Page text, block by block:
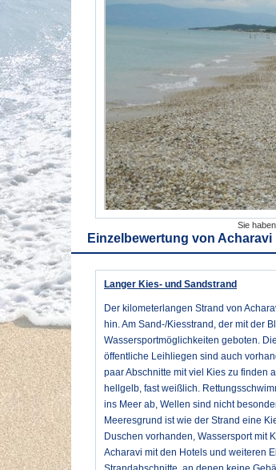
Sie
Einzelbewertung von Acharavi
Langer Kies- und Sandstrand
Der kilometerlangen Strand von
hin. Am Sand-/Kiesstrand, der mit der
Wassersportmöglichkeiten geboten.
öffentliche Leihliegen sind auch
paar Abschnitte mit viel Kies zu finden
hellgelb, fast weißlich.
ins Meer ab, Wellen sind nicht
Meeresgrund ist wie der Strand eine
Duschen vorhanden, Wassersport mit
Acharavi mit den Hotels und weiteren